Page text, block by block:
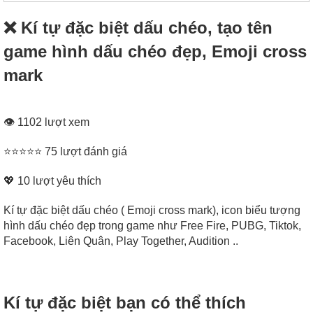
❌ Kí tự đặc biệt dấu chéo, tạo tên
game hình dấu chéo đẹp, Emoji cross
mark
👁 1102 lượt xem
⭐⭐⭐⭐⭐ 75 lượt đánh giá
💖 10 lượt yêu thích
Kí tự đặc biệt dấu chéo ( Emoji cross mark), icon biểu tượng
hình dấu chéo đẹp trong game như Free Fire, PUBG, Tiktok,
Facebook, Liên Quân, Play Together, Audition ..
Kí tự đặc biệt bạn có thể thích